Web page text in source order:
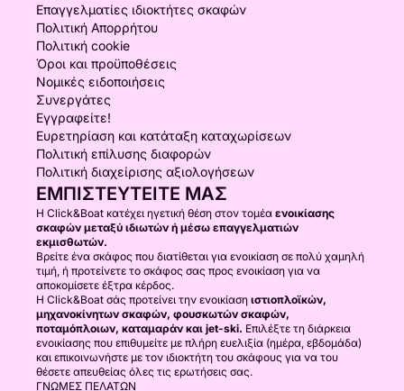
Επαγγελματίες ιδιοκτήτες σκαφών
Πολιτική Απορρήτου
Πολιτική cookie
Όροι και προϋποθέσεις
Νομικές ειδοποιήσεις
Συνεργάτες
Εγγραφείτε!
Ευρετηρίαση και κατάταξη καταχωρίσεων
Πολιτική επίλυσης διαφορών
Πολιτική διαχείρισης αξιολογήσεων
ΕΜΠΙΣΤΕΥΤΕΊΤΕ ΜΑΣ
Η Click&Boat κατέχει ηγετική θέση στον τομέα ενοικίασης
σκαφών μεταξύ ιδιωτών ή μέσω επαγγελματιών
εκμισθωτών.
Βρείτε ένα σκάφος που διατίθεται για ενοικίαση σε πολύ χαμηλή
τιμή, ή προτείνετε το σκάφος σας προς ενοικίαση για να
αποκομίσετε έξτρα κέρδος.
Η Click&Boat σάς προτείνει την ενοικίαση ιστιοπλοϊκών,
μηχανοκίνητων σκαφών, φουσκωτών σκαφών,
ποταμόπλοιων, καταμαράν και jet-ski. Επιλέξτε τη διάρκεια
ενοικίασης που επιθυμείτε με πλήρη ευελιξία (ημέρα, εβδομάδα)
και επικοινωνήστε με τον ιδιοκτήτη του σκάφους για να του
θέσετε απευθείας όλες τις ερωτήσεις σας.
ΓΝΏΜΕΣ ΠΕΛΑΤΏΝ